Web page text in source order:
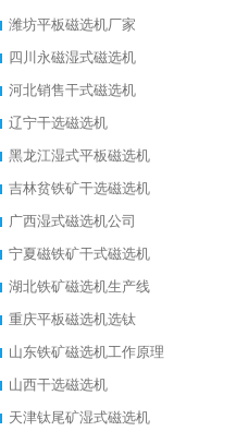
潍坊平板磁选机厂家
四川永磁湿式磁选机
河北销售干式磁选机
辽宁干选磁选机
黑龙江湿式平板磁选机
吉林贫铁矿干选磁选机
广西湿式磁选机公司
宁夏磁铁矿干式磁选机
湖北铁矿磁选机生产线
重庆平板磁选机选钛
山东铁矿磁选机工作原理
山西干选磁选机
天津钛尾矿湿式磁选机